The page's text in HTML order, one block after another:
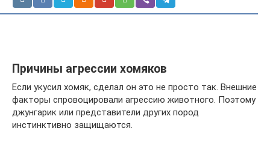
Причины агрессии хомяков
Если укусил хомяк, сделал он это не просто так. Внешние
факторы спровоцировали агрессию животного. Поэтому
джунгарик или представители других пород
инстинктивно защищаются.